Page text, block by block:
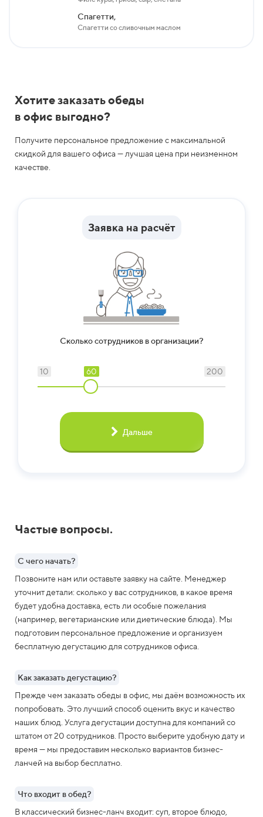
Спагетти,
Спагетти со сливочным маслом
Хотите заказать обеды
в офис выгодно?
Получите персональное предложение с максимальной
скидкой для вашего офиса — лучшая цена при неизменном
качестве.
Заявка на расчёт
Сколько сотрудников в организации?
10 200
60
Дальше
Частые вопросы.
С чего начать?
Позвоните нам или оставьте заявку на сайте. Менеджер
уточнит детали: сколько у вас сотрудников, в какое время
будет удобна доставка, есть ли особые пожелания
(например, вегетарианские или диетические блюда). Мы
подготовим персональное предложение и организуем
бесплатную дегустацию для сотрудников офиса.
Как заказать дегустацию?
Прежде чем заказать обеды в офис, мы даём возможность их
попробовать. Это лучший способ оценить вкус и качество
наших блюд. Услуга дегустации доступна для компаний со
штатом от 20 сотрудников. Просто выберите удобную дату и
время — мы предоставим несколько вариантов бизнес-
ланчей на выбор бесплатно.
Что входит в обед?
В классический бизнес-ланч входит: суп, второе блюдо,